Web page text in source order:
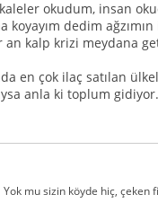
okudum, insan
dedim
kalp krizi meydana
en çok ilaç satılan
anla ki toplum gidiyor.
Yok mu sizin köyde hiç, çeken